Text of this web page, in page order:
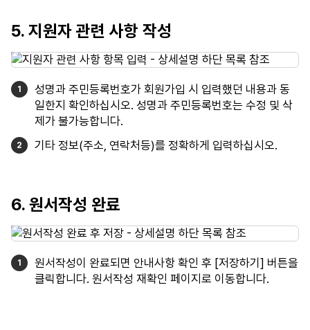
5. 지원자 관련 사항 작성
성명과 주민등록번호가 회원가입 시 입력했던 내용과 동
일한지 확인하십시오. 성명과 주민등록번호는 수정 및 삭
제가 불가능합니다.
기타 정보(주소, 연락처등)를 정확하게 입력하십시오.
6. 원서작성 완료
원서작성이 완료되면 안내사항 확인 후 [저장하기] 버튼을
클릭합니다. 원서작성 재확인 페이지로 이동합니다.